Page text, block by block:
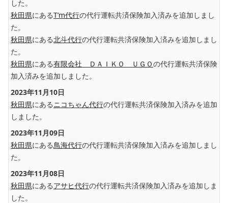
した。
秋田県にあるT’m代行の代行運転共済保険加入済みを追加しまし
た。
秋田県にある北斗代行の代行運転共済保険加入済みを追加しまし
た。
秋田県にある有限会社 ＤＡＩＫＯ ＵＧＯの代行運転共済保険
加入済みを追加しました。
2023年11月10日
秋田県にあるニコちゃん代行の代行運転共済保険加入済みを追加
しました。
2023年11月09日
秋田県にある鳥海代行の代行運転共済保険加入済みを追加しまし
た。
2023年11月08日
秋田県にあるアサヒ代行の代行運転共済保険加入済みを追加しま
した。